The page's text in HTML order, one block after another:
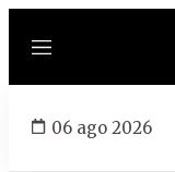
Menú
06 ago 2026